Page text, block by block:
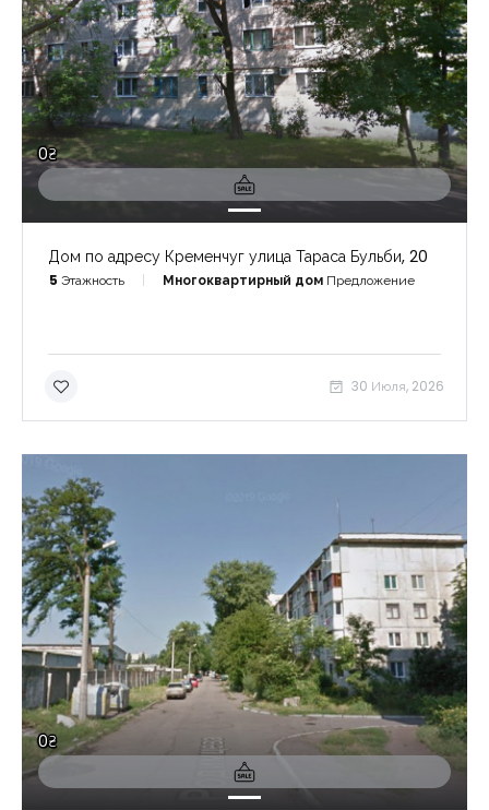
0₴
Дом по адресу Кременчуг улица Тараса Бульби, 20
5 Этажность Многоквартирный дом Предложение
30 Июля, 2026
0₴